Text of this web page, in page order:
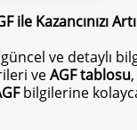
ile Kazancınızı
ve detaylı
veAGF tablosu
bilgilerine